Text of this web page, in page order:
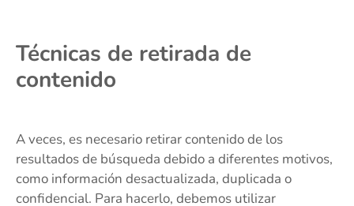
Técnicas de retirada de
contenido
A veces, es necesario retirar contenido de los
resultados de búsqueda debido a diferentes motivos,
como información desactualizada, duplicada o
confidencial. Para hacerlo, debemos utilizar